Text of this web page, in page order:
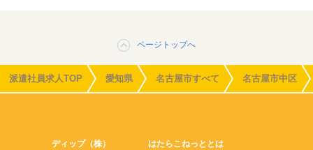
ページトップへ
派遣社員求人TOP 愛知県 名古屋市すべて 名古屋市中区
ディップ（株） はたらこねっととは